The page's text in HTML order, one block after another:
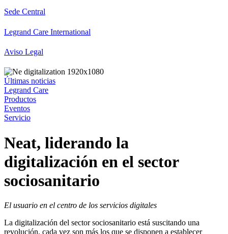
Sede Central
Legrand Care International
Aviso Legal
Últimas noticias
Legrand Care
Productos
Eventos
Servicio
Neat, liderando la
digitalización en el sector
sociosanitario
El usuario en el centro de los servicios digitales
La digitalización del sector sociosanitario está suscitando una
revolución, cada vez son más los que se disponen a establecer